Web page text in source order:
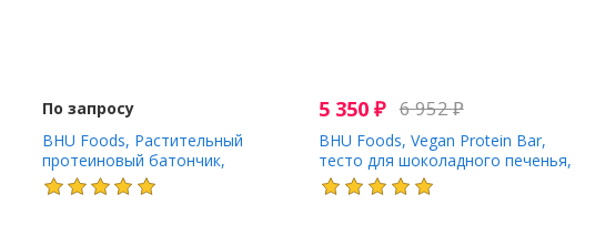
По запросу
BHU Foods, Растительный
протеиновый батончик,
арахисовая паста + белый
шоколад, 12 батончиков по 45 г
5 350₽ 6 952₽
BHU Foods, Vegan Protein Bar,
тесто для шоколадного печенья,
12 батончиков, 45 г (1,6 унции)